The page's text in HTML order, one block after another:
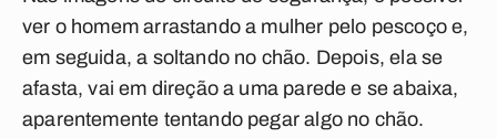
ver o homem arrastando a mulher pelo pescoço e,
em seguida, a soltando no chão. Depois, ela se
afasta, vai em direção a uma parede e se abaixa,
aparentemente tentando pegar algo no chão.